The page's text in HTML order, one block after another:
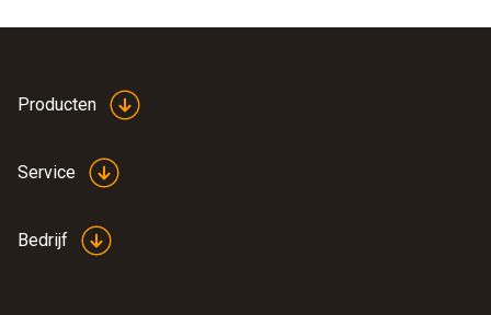
Producten
Service
Bedrijf